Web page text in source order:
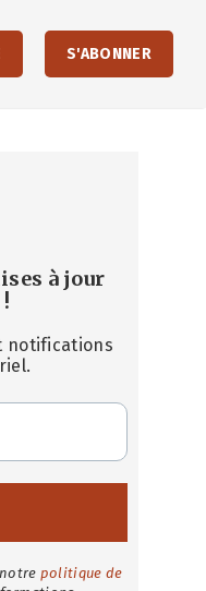
S'ABONNER
à jour
!
notifications
politique de